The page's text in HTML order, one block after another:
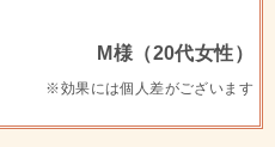
M様（20代女性）
※効果には個人差がございます